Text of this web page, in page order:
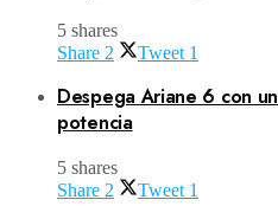
5 shares
Share 2 Tweet 1
Despega Ariane 6 con
potencia
5 shares
Share 2 Tweet 1